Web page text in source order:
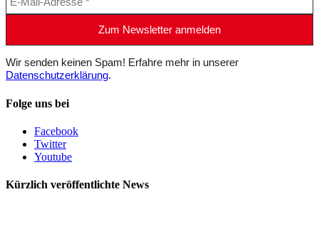
Wir senden keinen Spam! Erfahre mehr in unserer
Datenschutzerklärung.
Folge uns bei
Facebook
Twitter
Youtube
Kürzlich veröffentlichte News